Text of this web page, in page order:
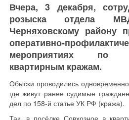
Вчера, 3 декабря,
розыска отдела
Черняховскому району
оперативно-
мероприятиях по
квартирным кражам.
Обыски проводились
где живут ранее судимые
дел по 158-й статье УК РФ (кража).
Так, в посёлке Совхозное в